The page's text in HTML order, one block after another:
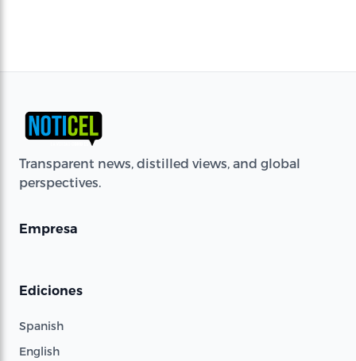
Transparent news, distilled views, and global
perspectives.
Empresa
Ediciones
Spanish
English